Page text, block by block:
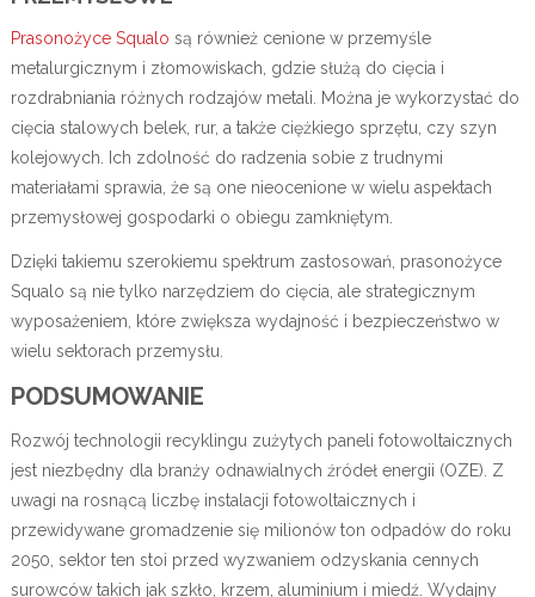
Prasonożyce Squalo są również cenione w przemyśle
metalurgicznym i złomowiskach, gdzie służą do cięcia i
rozdrabniania różnych rodzajów metali. Można je wykorzystać do
cięcia stalowych belek, rur, a także ciężkiego sprzętu, czy szyn
kolejowych. Ich zdolność do radzenia sobie z trudnymi
materiałami sprawia, że są one nieocenione w wielu aspektach
przemysłowej gospodarki o obiegu zamkniętym.
Dzięki takiemu szerokiemu spektrum zastosowań, prasonożyce
Squalo są nie tylko narzędziem do cięcia, ale strategicznym
wyposażeniem, które zwiększa wydajność i bezpieczeństwo w
wielu sektorach przemysłu.
PODSUMOWANIE
Rozwój technologii recyklingu zużytych paneli fotowoltaicznych
jest niezbędny dla branży odnawialnych źródeł energii (OZE). Z
uwagi na rosnącą liczbę instalacji fotowoltaicznych i
przewidywane gromadzenie się milionów ton odpadów do roku
2050, sektor ten stoi przed wyzwaniem odzyskania cennych
surowców takich jak szkło, krzem, aluminium i miedź. Wydajny